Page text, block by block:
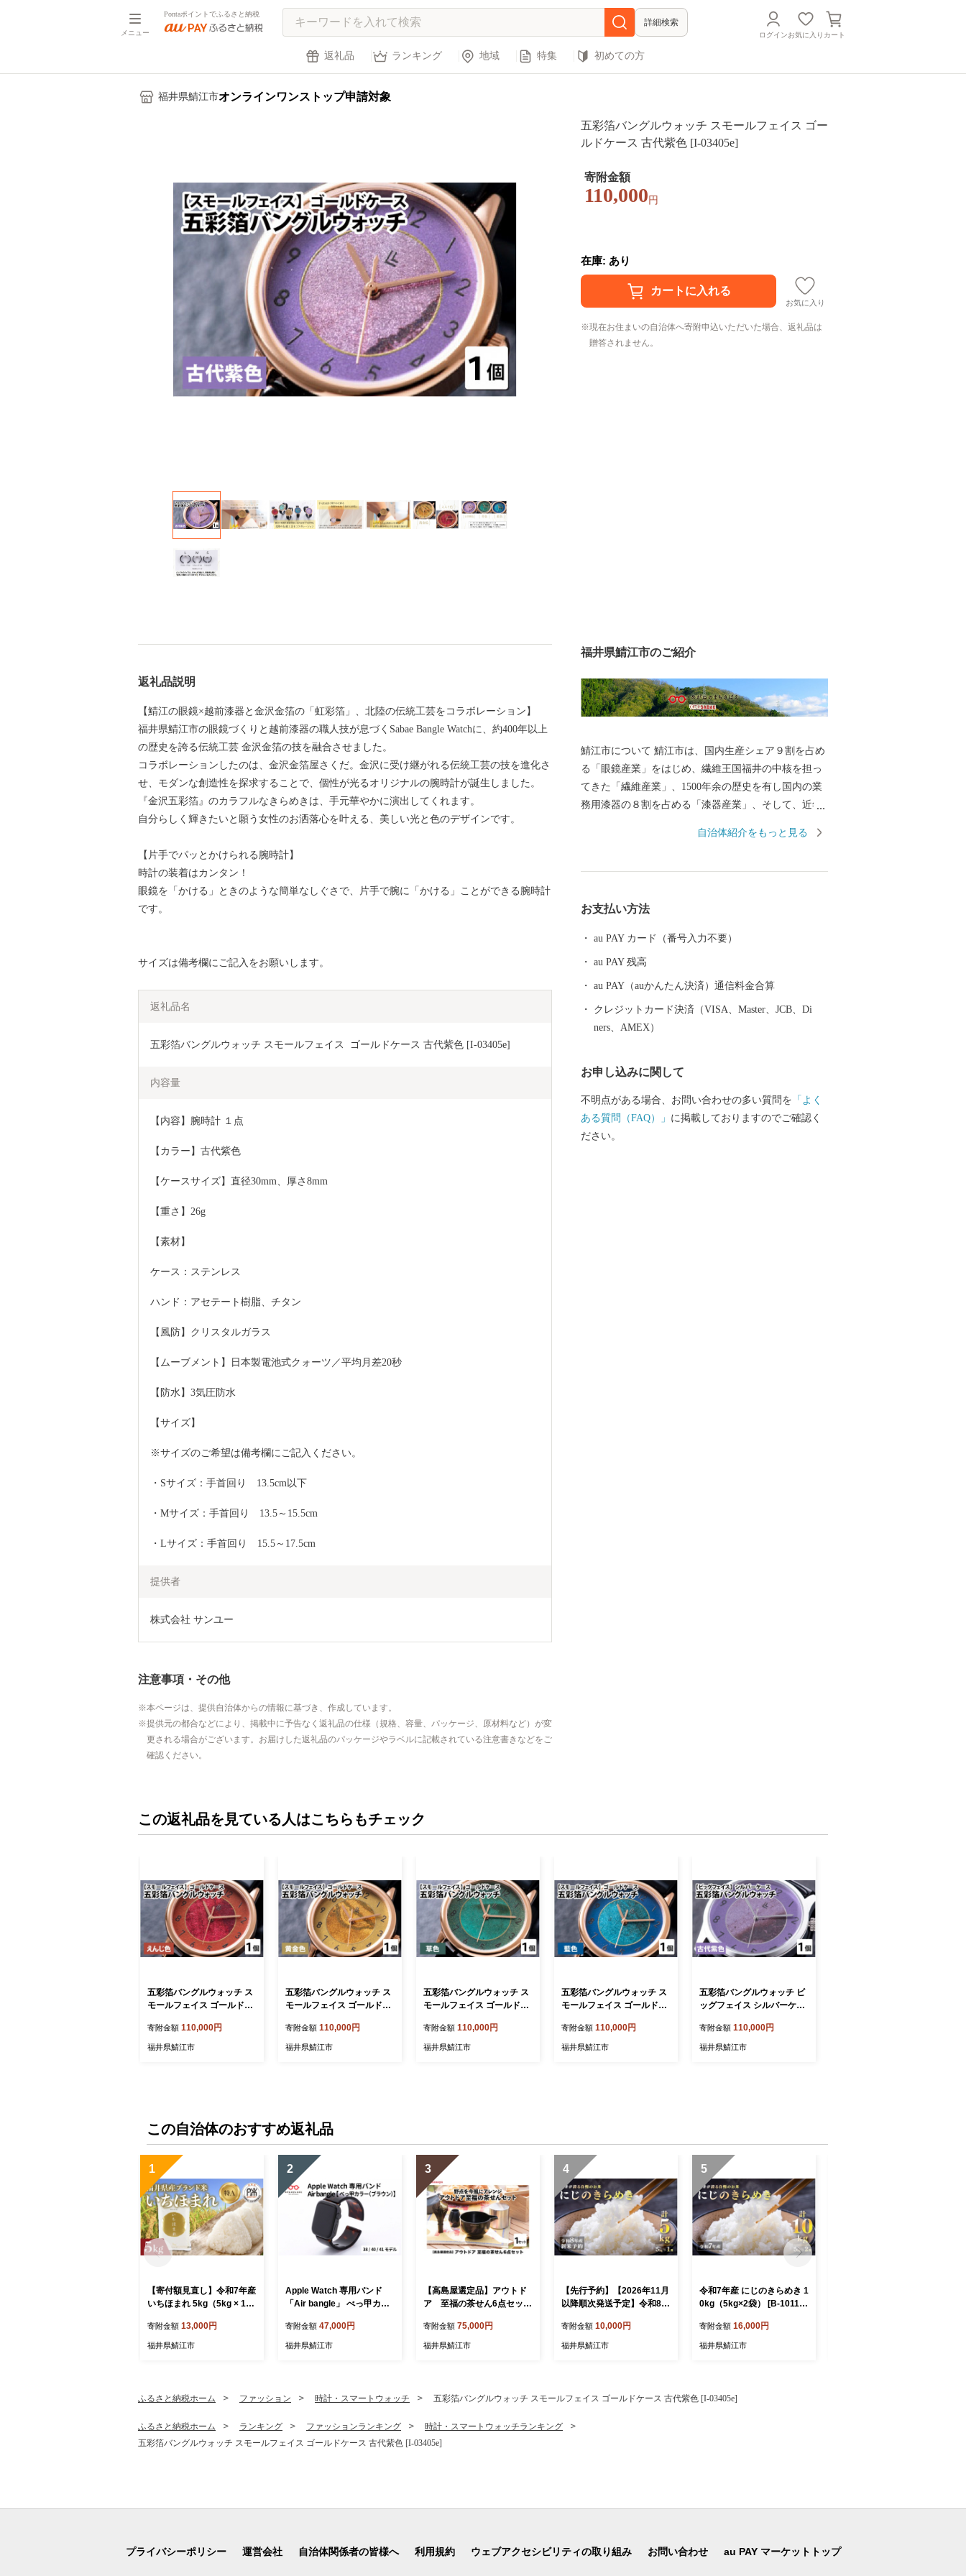
メニュー
Pontaポイントでふるさと納税
詳細検索
ログインお気に入り カート
返礼品 ランキング 地域 特集 初めての方
福井県鯖江市オンラインワンストップ申請対象
五彩箔バングルウォッチ スモールフェイス ゴー
ルドケース 古代紫色 [I-03405e]
寄附金額
110,000 円
在庫: あり
お気に入り
現在お住まいの自治体へ寄附申込いただいた場合、返礼品は
贈答されません。
返礼品説明
【鯖江の眼鏡×越前漆器と金沢金箔の「虹彩箔」、北陸の伝統工芸をコラボレーション】
福井県鯖江市の眼鏡づくりと越前漆器の職人技が息づくSabae Bangle Watchに、約400年以上
の歴史を誇る伝統工芸 金沢金箔の技を融合させました。
コラボレーションしたのは、金沢金箔屋さくだ。金沢に受け継がれる伝統工芸の技を進化さ
せ、モダンな創造性を探求することで、個性が光るオリジナルの腕時計が誕生しました。
『金沢五彩箔』のカラフルなきらめきは、手元華やかに演出してくれます。
自分らしく輝きたいと願う女性のお洒落心を叶える、美しい光と色のデザインです。
【片手でパッとかけられる腕時計】
時計の装着はカンタン！
眼鏡を「かける」ときのような簡単なしぐさで、片手で腕に「かける」ことができる腕時計
です。
サイズは備考欄にご記入をお願いします。
返礼品名
五彩箔バングルウォッチ スモールフェイス  ゴールドケース 古代紫色 [I-03405e]
内容量
【内容】腕時計 １点
【カラー】古代紫色
【ケースサイズ】直径30mm、厚さ8mm
【重さ】26g
【素材】
ケース：ステンレス
ハンド：アセテート樹脂、チタン
【風防】クリスタルガラス
【ムーブメント】日本製電池式クォーツ／平均月差20秒
【防水】3気圧防水
【サイズ】
※サイズのご希望は備考欄にご記入ください。
・Sサイズ：手首回り　13.5cm以下
・Mサイズ：手首回り　13.5～15.5cm
・Lサイズ：手首回り　15.5～17.5cm
提供者
株式会社 サンユー
注意事項・その他
本ページは、提供自治体からの情報に基づき、作成しています。
提供元の都合などにより、掲載中に予告なく返礼品の仕様（規格、容量、パッケージ、原材料など）が変
更される場合がございます。お届けした返礼品のパッケージやラベルに記載されている注意書きなどをご
確認ください。
福井県鯖江市のご紹介
鯖江市について 鯖江市は、国内生産シェア９割を占め
る「眼鏡産業」をはじめ、繊維王国福井の中核を担っ
てきた「繊維産業」、1500年余の歴史を有し国内の業
務用漆器の８割を占める「漆器産業」、そして、近年
です。 王山古墳をはじめ、古墳の多い古代ロマンのま
は日本海側随一のつつじの名所として親しまれていま
きたまちです。 その発展を支えてきたのは、女性の活
躍、時代を見据えイノベーションを繰り広げてきた市
民性、市民一人ひとりが主役になれる地域風土にあり
可能な地域モデル"めがねのまちさばえ"」の確立のた
めに、国連で採択された国際目標「SDGs」の理念に賛
同し、市民や経済界、市民団体、大学等と協働で一丸
自治体紹介をもっと見る
お支払い方法
au PAY カード（番号入力不要）
au PAY 残高
au PAY（auかんたん決済）通信料金合算
クレジットカード決済（VISA、Master、JCB、Di
ners、AMEX）
お申し込みに関して
不明点がある場合、お問い合わせの多い質問を 「よく
ある質問（FAQ）」 に掲載しておりますのでご確認く
ださい。
この返礼品を見ている人はこちらもチェック
五彩箔バングルウォッチ ス
モールフェイス ゴールドケ
寄附金額 110,000円
福井県鯖江市
五彩箔バングルウォッチ ス
モールフェイス ゴールドケ
寄附金額 110,000円
福井県鯖江市
五彩箔バングルウォッチ ス
モールフェイス ゴールドケ
寄附金額 110,000円
福井県鯖江市
五彩箔バングルウォッチ ス
モールフェイス ゴールドケ
寄附金額 110,000円
福井県鯖江市
五彩箔バングルウォッチ ビ
ッグフェイス シルバーケー
寄附金額 110,000円
福井県鯖江市
この自治体のおすすめ返礼品
1
【寄付額見直し】令和7年産
いちほまれ 5kg（5kg × 1
精米 白米 小分け 便利 ごは
ん コメ ブランド米 人気 品
寄附金額 13,000円
福井県鯖江市
2
Apple Watch 専用バンド
「Air bangle」 べっ甲カラ
1モデル）[E-03413] / 日本
製 おしゃれ デザイン ギフ
ウォッチバンド
寄附金額 47,000円
福井県鯖江市
3
【高島屋選定品】アウトド
ア 至福の茶せん6点セッ
ん くせ直し 片口 茶こし缶
茶箱 ショルダーバッグ お茶
寄附金額 75,000円
福井県鯖江市
4
【先行予約】【2026年11月
以降順次発送予定】令和8年
[A-10105] / お米 こめ コメ
精米 ご飯 ごはん 米農家 福
寄附金額 10,000円
福井県鯖江市
5
令和7年産 にじのきらめき 1
0kg（5kg×2袋） [B-10111]
ごはん 米農家 福井県鯖江市
寄附金額 16,000円
福井県鯖江市
ふるさと納税ホーム ファッション 時計・スマートウォッチ 五彩箔バングルウォッチ スモールフェイス ゴールドケース 古代紫色 [I-03405e]
ふるさと納税ホーム ランキング ファッションランキング
時計・スマートウォッチランキング
五彩箔バングルウォッチ スモールフェイス ゴールドケース 古代紫色 [I-03405e]
プライバシーポリシー 運営会社 自治体関係者の皆様へ 利用規約 ウェブアクセシビリティの取り組み お問い合わせ au PAY マーケットトップ